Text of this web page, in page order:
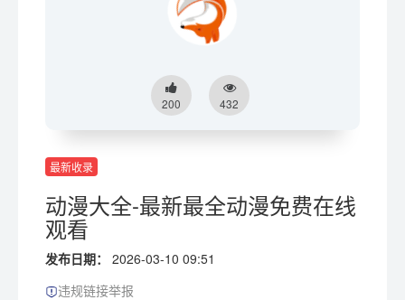
200 432
最新收录
动漫大全-最新最全动漫免费在线
观看
发布日期：
2026-03-10 09:51
违规链接举报